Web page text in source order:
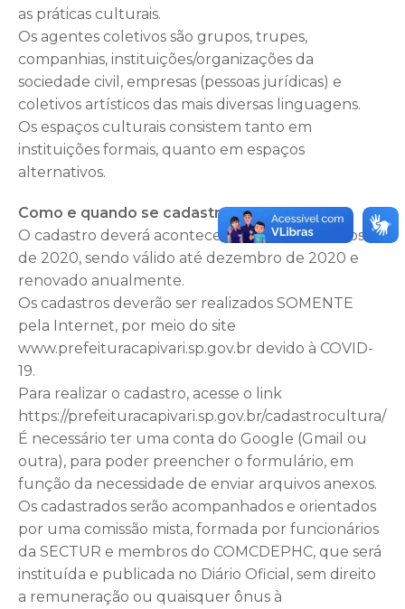
as práticas culturais.
Os agentes coletivos são grupos, trupes,
companhias, instituições/organizações da
sociedade civil, empresas (pessoas jurídicas) e
coletivos artísticos das mais diversas linguagens.
Os espaços culturais consistem tanto em
instituições formais, quanto em espaços
alternativos.
Como e quando se cadastrar
O cadastro deverá acontecer até o dia 7 de agosto
de 2020, sendo válido até dezembro de 2020 e
renovado anualmente.
Os cadastros deverão ser realizados SOMENTE
pela Internet, por meio do site
www.prefeituracapivari.sp.gov.br devido à COVID-
19.
Para realizar o cadastro, acesse o link
https://prefeituracapivari.sp.gov.br/cadastrocultura/
É necessário ter uma conta do Google (Gmail ou
outra), para poder preencher o formulário, em
função da necessidade de enviar arquivos anexos.
Os cadastrados serão acompanhados e orientados
por uma comissão mista, formada por funcionários
da SECTUR e membros do COMCDEPHC, que será
instituída e publicada no Diário Oficial, sem direito
a remuneração ou quaisquer ônus à